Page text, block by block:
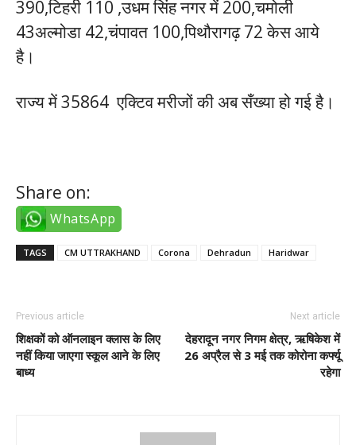
390,टिहरी 110 ,उधम सिंह नगर में 200,चमोली
43अल्मोडा 42,चंपावत 100,पिथौरागढ़ 72 केस आये
है।
राज्य में 35864 एक्टिव मरीजों की अब सँख्या हो गई है।
Share on:
WhatsApp
TAGS CM UTTRAKHAND Corona Dehradun Haridwar
Previous article
शिक्षकों को ऑनलाइन क्लास के लिए
नहीं किया जाएगा स्कूल आने के लिए
बाध्य
Next article
देहरादून नगर निगम क्षेत्र, ऋषिकेश में
26 अप्रैल से 3 मई तक कोरोना कर्फ्यू
रहेगा